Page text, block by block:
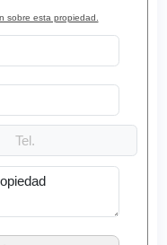
sobre esta propiedad.